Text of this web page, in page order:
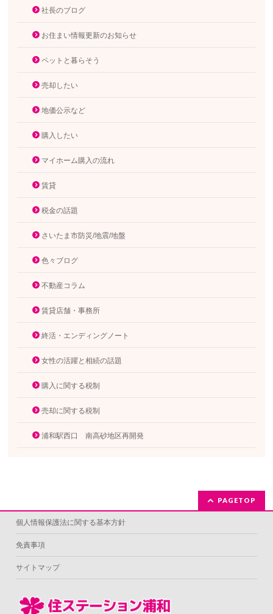
社長のブログ
お住まい情報更新のお知らせ
ペットと暮らそう
売却したい
地価公示など
購入したい
マイホーム購入の流れ
賃貸
税金の話題
さいたま市防災/地震/地盤
色々ブログ
不動産コラム
賃貸店舗・事務所
終活・エンディングノート
女性の活躍と相続の話題
購入に関する税制
売却に関する税制
浦和駅西口 南高砂地区再開発
PAGETOP
個人情報保護法に関する基本方針
免責事項
サイトマップ